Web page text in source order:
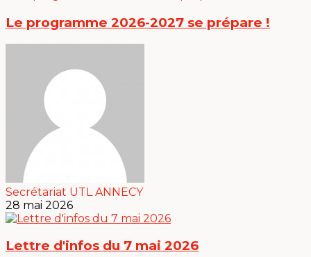
Le programme 2026-2027 se prépare !
Secrétariat UTL ANNECY
28 mai 2026
Lettre d'infos du 7 mai 2026